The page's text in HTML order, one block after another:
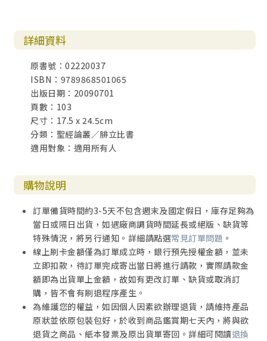
詳細資料
原書號：02220037
ISBN：9789868501065
出版日期：20090701
頁數：103
尺寸：17.5 x 24.5cm
分類：聖經論叢／腓立比書
適用對象：適用所有人
購物說明
訂單備貨時間約3-5天不包含週末及國定假日，庫存足夠為
當日或隔日出貨，如遇廠商調貨時間延長或絕版、缺貨等
特殊情況，將另行通知。詳細請點選常見訂單問題 。
線上刷卡金額僅為訂單成立時，銀行預先授權金額，並未
立即扣款，待訂單完成寄出當日將進行請款，實際請款金
額即為出貨單上金額，故如有更改訂單、缺貨或取消訂
購，皆不會有刷退程序產生。
為維護您的權益，如因個人因素欲辦理退貨，請維持產品
原狀並依原包裝包好，於收到商品鑑賞期七天內，將與欲
退貨之商品、紙本發票及原出貨單寄回。詳細可閱讀退換